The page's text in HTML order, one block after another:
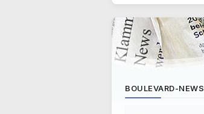
BOULEVARD-NEWS